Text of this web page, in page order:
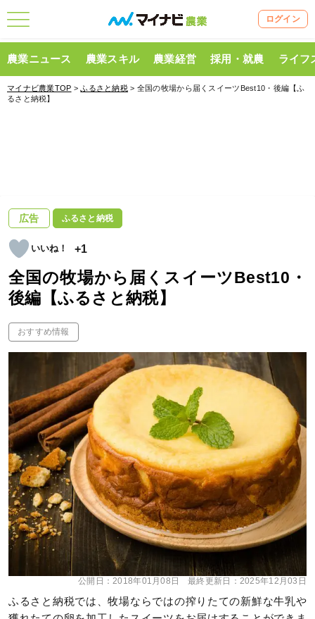
ログイン
農業ニュース 農業スキル 農業経営 採用・就農 ライフ
マイナビ農業TOP >ふるさと納税 > 全国の牧場から届くスイーツBest10・後編【ふ
るさと納税】
広告 ふるさと納税
+1
全国の牧場から届くスイーツBest10・
後編【ふるさと納税】
おすすめ情報
公開日：2018年01月08日 最終更新日： 2025年12月03日
ふるさと納税では、牧場ならではの搾りたての新鮮な牛乳や